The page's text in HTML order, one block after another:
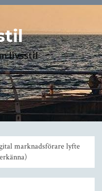
livsstil
marknadsförare lyfte